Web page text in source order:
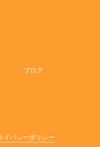
ブログ
イバシーポリシー